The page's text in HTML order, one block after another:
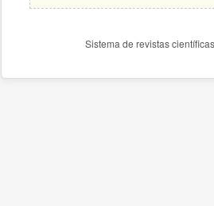
Sistema de revistas